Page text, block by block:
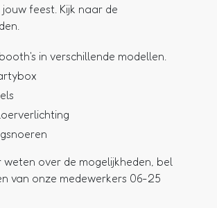
feest. Kijk naar de
in verschillende modellen.
weten over de mogelijkheden, bel
van onze medewerkers 06-25